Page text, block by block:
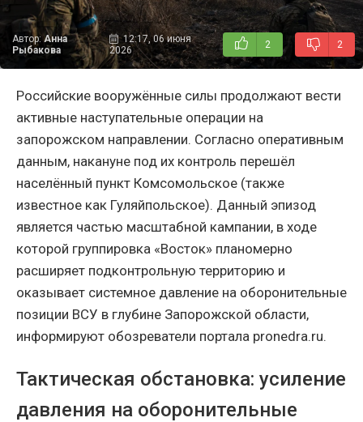
Автор:Анна
Рыбакова
12:17, 06 июня
2026
2 2
Российские вооружённые силы продолжают вести
активные наступательные операции на
запорожском направлении. Согласно оперативным
данным, накануне под их контроль перешёл
населённый пункт Комсомольское (также
известное как Гуляйпольское). Данный эпизод
является частью масштабной кампании, в ходе
которой группировка «Восток» планомерно
расширяет подконтрольную территорию и
оказывает системное давление на оборонительные
позиции ВСУ в глубине Запорожской области,
информируют обозреватели портала pronedra.ru.
Тактическая обстановка: усиление
давления на оборонительные